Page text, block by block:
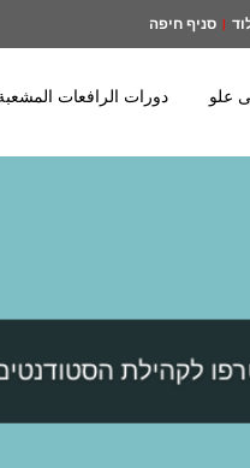
| סניף חיפה
علو دورات الرافعات
לקהילת